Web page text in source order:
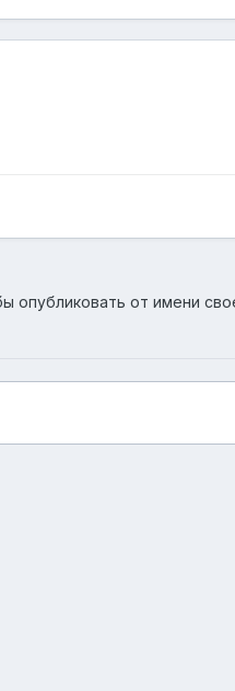
опубликовать от имени